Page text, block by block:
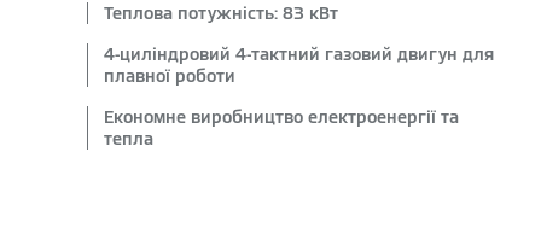
Теплова потужність: 83 кВт
4-циліндровий 4-тактний газовий двигун для
плавної роботи
Економне виробництво електроенергії та
тепла